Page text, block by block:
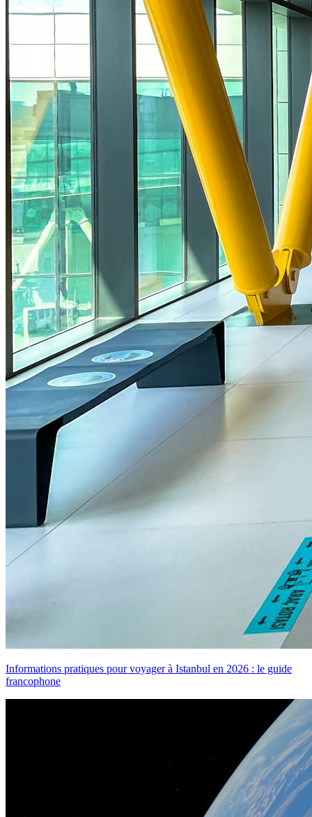
Informations pratiques pour voyager à Istanbul en 2026 : le guide
francophone